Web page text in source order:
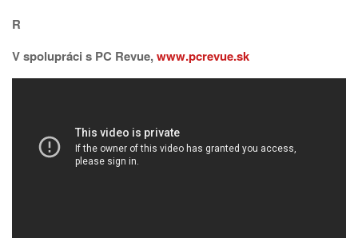
R
V spolupráci s PC Revue,www.pcrevue.sk